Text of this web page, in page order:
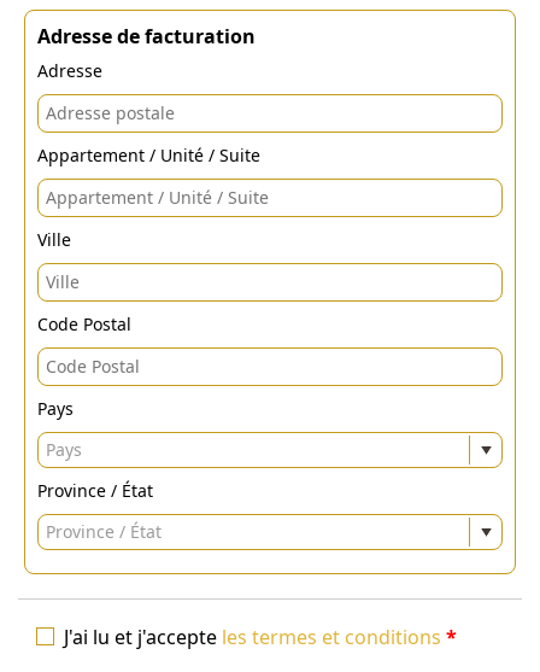
Adresse de facturation
Adresse
Appartement / Unité / Suite
Ville
Code Postal
Pays
Pays
Province / État
Province / État
J'ai lu et j'accepte les termes et conditions *